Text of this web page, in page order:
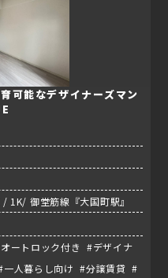
可能なデザイナーズマン
1K/ 御堂筋線『大国町駅』
ートロック付き #デザイナ
人暮らし向け #分譲賃貸 #